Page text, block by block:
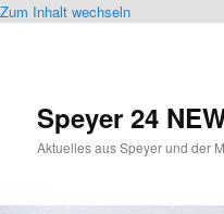
Zum Inhalt wechseln
Speyer 24
Aktuelles aus Speyer und der